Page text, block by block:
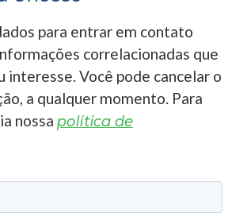
para entrar em contato
correlacionadas que
interesse. Você pode cancelar o
a qualquer momento. Para
nossa política de